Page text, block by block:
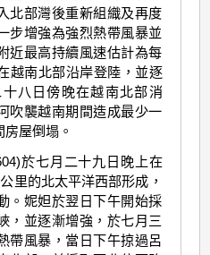
北部灣後重新組織及再度
步增強為強烈熱帶風暴並
近最高持續風速估計為每
越南北部沿岸登陸，並逐
八日傍晚在越南北部消
吹襲越南期間造成最少一
屋倒塌。
於七月二十九日晚上在
里的北太平洋西部形成，
。妮妲於翌日下午開始採
，並逐漸增強，於七月三
帶風暴，當日下午掠過呂